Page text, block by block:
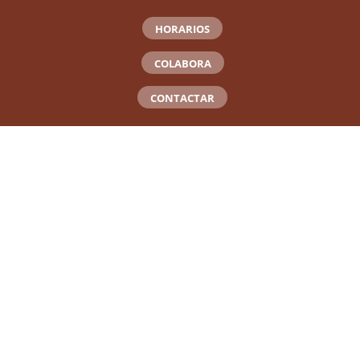
HORARIOS
COLABORA
CONTACTAR